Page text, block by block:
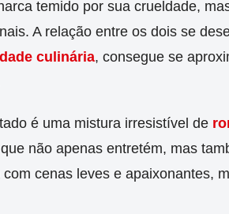
temido por sua crueldade,
A relação entre os dois se
culinária, consegue se
é uma mistura irresistível de
não apenas entretém, mas
com cenas leves e apaixonantes,